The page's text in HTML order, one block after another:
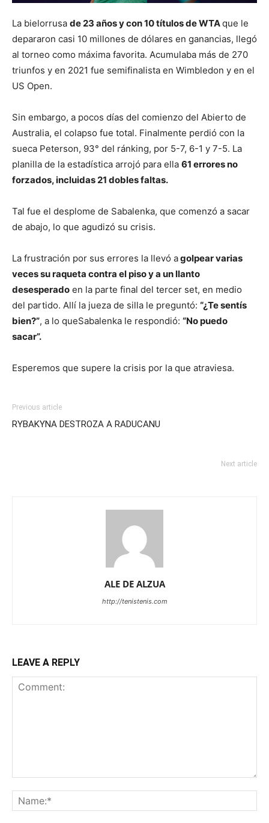
La bielorrusa de 23 años y con 10 títulos de WTAque le
depararon casi 10 millones de dólares en ganancias, llegó
al torneo como máxima favorita. Acumulaba más de 270
triunfos y en 2021 fue semifinalista en Wimbledon y en el
US Open.
Sin embargo, a pocos días del comienzo del Abierto de
Australia, el colapso fue total. Finalmente perdió con la
sueca Peterson, 93° del ránking, por 5-7, 6-1 y 7-5. La
planilla de la estadística arrojó para ella 61 errores no
forzados, incluidas 21 dobles faltas.
Tal fue el desplome de Sabalenka, que comenzó a sacar
de abajo, lo que agudizó su crisis.
La frustración por sus errores la llevó agolpear varias
veces su raqueta contra el piso y a un llanto
desesperado en la parte final del tercer set, en medio
del partido. Allí la jueza de silla le preguntó: “¿Te sentís
bien?”, a lo queSabalenka le respondió: “No puedo
sacar”.
Esperemos que supere la crisis por la que atraviesa.
Previous article
RYBAKYNA DESTROZA A RADUCANU
Next article
ALE DE ALZUA
http://tenistenis.com
LEAVE A REPLY